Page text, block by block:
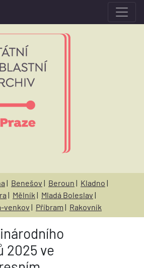
| Benešov | Beroun | Kladno |
| Mělník | Mladá Boleslav |
venkov | Příbram | Rakovník
2025 ve